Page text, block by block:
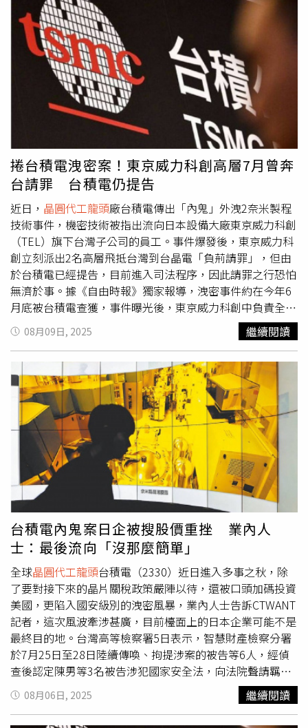
取消，意味著未來若需進口美國設備，必須逐案申請許可。
經濟部回應：1.美國政府取消對台積電南京廠的「經驗證終
端用戶」(VEU) 資格，代表未來進口每台美國設備，需單獨
申請許可。此舉意味著南京廠取得美國產業安全局（BIS)的
許可，將從「綠色通道」模式（亦即授權允許取得美國管制
貨品，無需逐批申請），回歸到須「逐案審批」的模式，此
一發展將會對該廠未來營運的可預期性造成影響。2.台積電
發布聲明表示已收到美方的通知，美國政府對台積電南京廠
的VEU授權將於2025年12月31日起被撤銷。台積電也表
示，在與美國政府溝通時，亦將致力確保其南京廠的營運不
間斷。3.據悉，BIS上周也宣布取消兩家韓國公司VEU，包
括三星及海力士，評估此舉應非針對台積電或特定廠商。由
於台美半導體供應鏈關係極為密切，且美方持續加強半導體
管制措施，國內業者應持續強化出口管制之法遵作為，以保
障其權。4.據了解，三星 DRAM 約 2 成產能在中國，海力士
約 4 成，而台積電目前於中國僅有南京廠涉及美國 BIS 管制
項目（16 奈米），評估佔台積電整體產能僅約3%、未來可
能持續降低，且佔整體台灣半導體生產比例更低，評估不影
響台灣整體產業競爭力。5.本部將持續與美方及我國業者保
持密切聯繫，掌握其狀況與提供協助。
捲台積電洩密案！東京威力科創高層7月曾奔
台請罪 台積電仍提告
近日， 晶圓代工龍頭廠台積電傳出「內鬼」外洩2奈米製程
技術事件，機密技術被指出流向日本設備大廠東京威力科創
（TEL）旗下台灣子公司的員工。事件爆發後，東京威力科
創立刻派出2名高層飛抵台灣到台晶電「負荊請罪」，但由
於台積電已經提告，目前進入司法程序，因此請罪之行恐怕
無濟於事。據《自由時報》獨家報導，洩密事件約在今年6
月底被台積電查獲，事件曝光後，東京威力科創中負責全球
業務平台的長久保、客戶銷售的池田等2位高層主管，在7月
初曾來台了解狀況，並趕赴台積電「負荊請罪」，對象據推
測則是執行副總經理暨共同營運長秦永沛。不過對於高層來
台一事，東京威力科創台灣子公司則低調不回應。至於東京
威力科創的社長兼執行長河合利樹，業界認為「應該也會想
來台道歉」，但台積電下星期一、二要召開季度董事會，台
積電董事長暨總裁魏哲家近期形成應該相當忙碌，不一定能
撥出時間跟河合利樹會面。再者，技術洩密一案已經入司法
調查階段，因此東京威力科創即使再派高層來台也已無濟於
事。據了解，台積電是東京威力科創的大客戶，業界推估台
積電的訂單可能佔東京威力科創年總營收的一成六左右，其
蝕刻機、光阻顯影塗佈機都是晶圓廠的關鍵機台設備，其中
東京威力科創的光阻顯影塗佈機品質更是業界翹楚。雖然洩
密事件疑似員工個人行為，但如今已嚴重影響公司聲譽、形
象，後續如何化解仍是重大問題。此前，日商東京威力科創
發布聲明表示，集團子公司東京威力科創台灣公司一名前員
工，經確認涉及台灣司法機關於8月5日公布的事件；經公司
內部調查，截至目前未發現相關機密資訊外洩。公司以遵守
法令及倫理基準視為最重要的經營方針，絕不容許任何違反
上述準則的行為；對於涉案的台灣子公司前員工，公司已採
取解僱處分，並全面配合台灣司法當局調查。基於此案已經
進入司法程序，現階段將無法提供更多資訊。
08月09日, 2025 繼續閱讀
台積電內鬼案日企被搜股價重挫 業內人
士：最後流向「沒那麼簡單」
全球晶圓代工龍頭台積電（2330）近日進入多事之秋，除
了要對接下來的晶片關稅政策嚴陣以待，還被口頭加碼投資
美國，更陷入國安級別的洩密風暴，業內人士告訴CTWANT
記者，這次風波牽涉甚廣，目前檯面上的日本企業可能不是
最終目的地。台灣高等檢察署5日表示，智慧財產檢察分署
於7月25日至28日陸續傳喚、拘提涉案的被告等6人，經偵
查後認定陳男等3名被告涉犯國家安全法，向法院聲請羈押
獲准。據傳，檢調也已搜索被告曾在的日本企業位於新竹科
學園區的辦公室。高檢署表示，時任台積電竹科廠2名吳姓
08月06日, 2025 繼續閱讀